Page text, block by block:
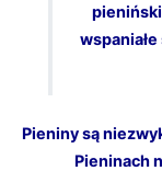
Pieniny są
Pieninach